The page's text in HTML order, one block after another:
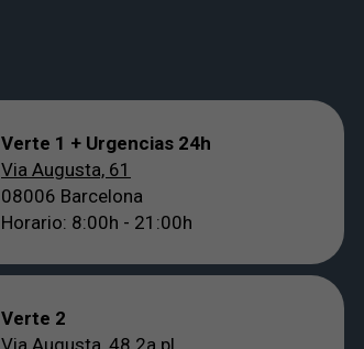
Verte 1 + Urgencias 24h
Via Augusta, 61
08006 Barcelona
Horario: 8:00h - 21:00h
Verte 2